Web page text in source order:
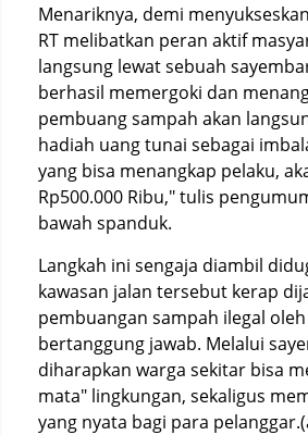
Menariknya, demi
RT melibatkan peran aktif
langsung lewat sebuah
berhasil memergoki dan
pembuang sampah akan
hadiah uang tunai sebagai
yang bisa menangkap pelaku,
Rp500.000 Ribu," tulis
bawah spanduk.
Langkah ini sengaja diambil
kawasan jalan tersebut kerap
pembuangan sampah ilegal
bertanggung jawab. Melalui
diharapkan warga sekitar bisa
mata" lingkungan, sekaligus
yang nyata bagi para